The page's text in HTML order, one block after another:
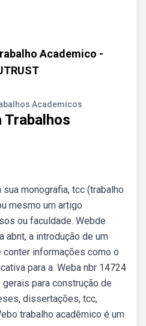
Academico -
Academicos
Trabalhos
monografia, tcc (trabalho
mesmo um artigo
ou faculdade. Webde
abnt, a introdução de um
informações como o
para a. Weba nbr 14724
para construção de
dissertações, tcc,
trabalho acadêmico é um